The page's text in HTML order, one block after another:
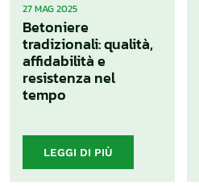
27 MAG 2025
Betoniere
tradizionali: qualità,
affidabilità e
resistenza nel
tempo
LEGGI DI PIÙ